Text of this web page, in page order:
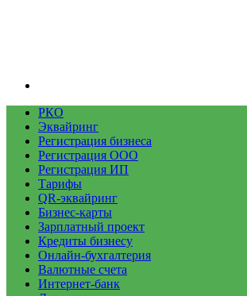
РКО
Эквайринг
Регистрация бизнеса
Регистрация ООО
Регистрация ИП
Тарифы
QR-эквайринг
Бизнес-карты
Зарплатный проект
Кредиты бизнесу
Онлайн-бухгалтерия
Валютные счета
Интернет-банк